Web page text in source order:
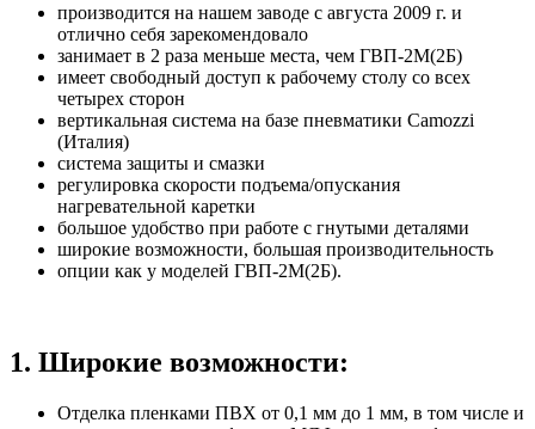
производится на нашем заводе с августа 2009 г. и
отлично себя зарекомендовало
занимает в 2 раза меньше места, чем ГВП-2М(2Б)
имеет свободный доступ к рабочему столу со всех
четырех сторон
вертикальная система на базе пневматики Camozzi
(Италия)
система защиты и смазки
регулировка скорости подъема/опускания
нагревательной каретки
большое удобство при работе с гнутыми деталями
широкие возможности, большая производительность
опции как у моделей ГВП-2М(2Б).
1. Широкие возможности:
Отделка пленками ПВХ от 0,1 мм до 1 мм, в том числе и